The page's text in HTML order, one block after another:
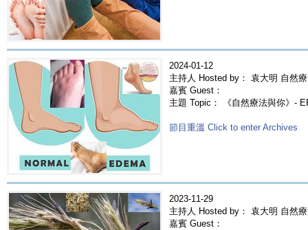
2024-01-12
主持人 Hosted by： 袁大明 自然
嘉賓 Guest：
主題 Topic： 《自然療法與你》-
節目重溫 Click to enter Archives
2023-11-29
主持人 Hosted by： 袁大明 自然
嘉賓 Guest：